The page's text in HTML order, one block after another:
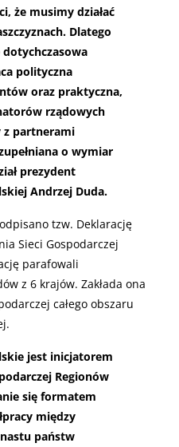
że musimy działać
Dlatego
dotychczasowa
polityczna
oraz praktyczna,
rządowych
z partnerami
o wymiar
prezydent
Andrzej Duda.
tzw. Deklarację
Sieci Gospodarczej
parafowali
z 6 krajów. Zakłada ona
całego obszaru
jest inicjatorem
Regionów
się formatem
między
państw